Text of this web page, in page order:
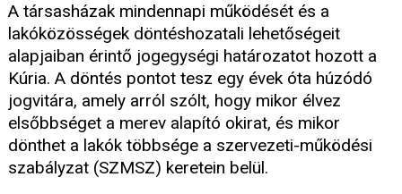
A társasházak mindennapi működését és a
lakóközösségek döntéshozatali lehetőségeit
alapjaiban érintő jogegységi határozatot hozott a
Kúria. A döntés pontot tesz egy évek óta húzódó
jogvitára, amely arról szólt, hogy mikor élvez
elsőbbséget a merev alapító okirat, és mikor
dönthet a lakók többsége a szervezeti-működési
szabályzat (SZMSZ) keretein belül.